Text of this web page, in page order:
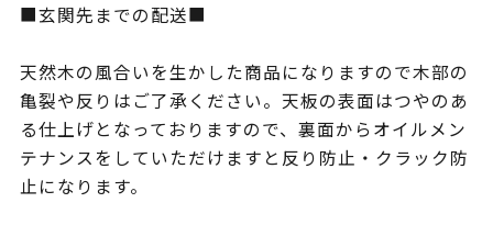
■玄関先までの配送■
天然木の風合いを生かした商品になりますので木部の
亀裂や反りはご了承ください。天板の表面はつやのあ
る仕上げとなっておりますので、裏面からオイルメン
テナンスをしていただけますと反り防止・クラック防
止になります。